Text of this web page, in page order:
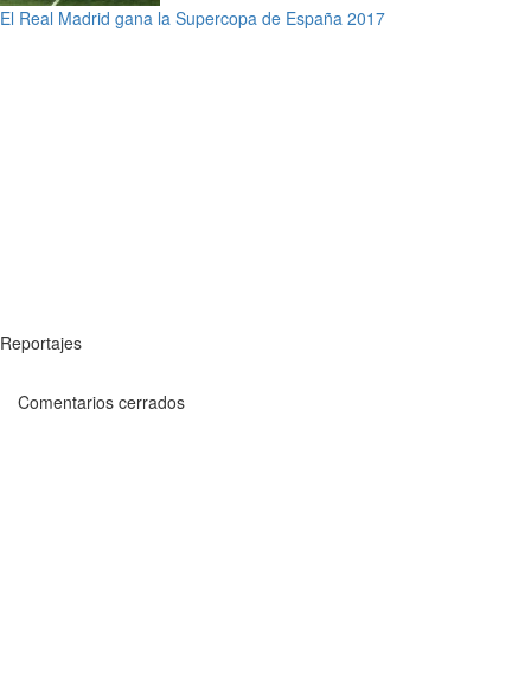
El Real Madrid gana la Supercopa de España 2017
Reportajes
Comentarios cerrados